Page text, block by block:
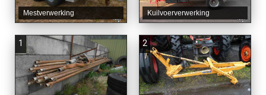
Mestverwerking Kuilvoerverwerking
1 2